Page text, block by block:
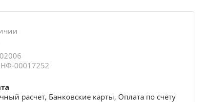
НФ-00017252
расчет, Банковские карты, Оплата по счёту